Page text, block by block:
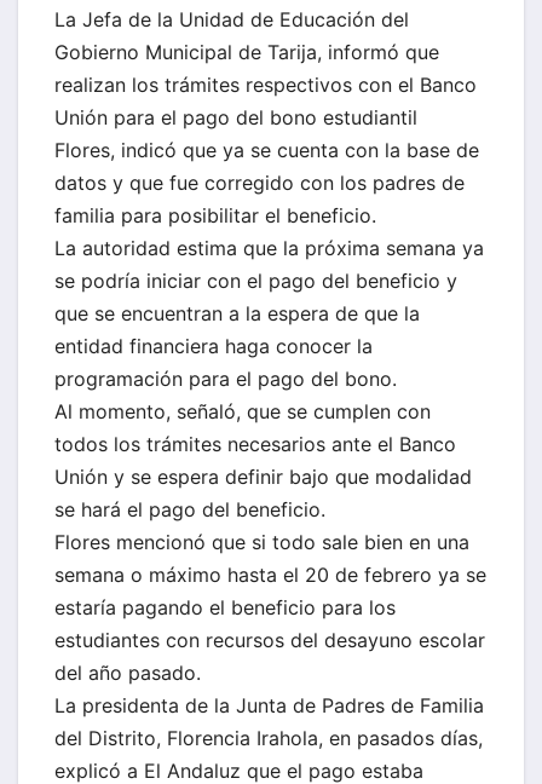
La Jefa de la Unidad de Educación del
Gobierno Municipal de Tarija, informó que
realizan los trámites respectivos con el Banco
Unión para el pago del bono estudiantil
Flores, indicó que ya se cuenta con la base de
datos y que fue corregido con los padres de
familia para posibilitar el beneficio.
La autoridad estima que la próxima semana ya
se podría iniciar con el pago del beneficio y
que se encuentran a la espera de que la
entidad financiera haga conocer la
programación para el pago del bono.
Al momento, señaló, que se cumplen con
todos los trámites necesarios ante el Banco
Unión y se espera definir bajo que modalidad
se hará el pago del beneficio.
Flores mencionó que si todo sale bien en una
semana o máximo hasta el 20 de febrero ya se
estaría pagando el beneficio para los
estudiantes con recursos del desayuno escolar
del año pasado.
La presidenta de la Junta de Padres de Familia
del Distrito, Florencia Irahola, en pasados días,
explicó a El Andaluz que el pago estaba